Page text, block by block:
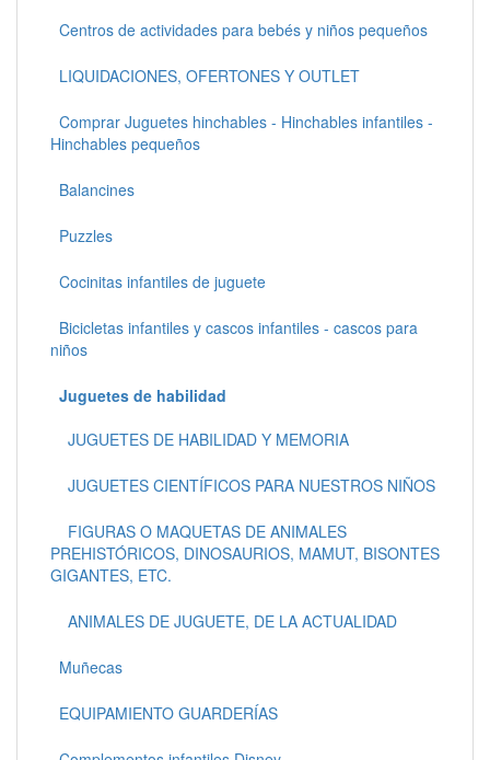
Centros de actividades para bebés y niños pequeños
LIQUIDACIONES, OFERTONES Y OUTLET
Comprar Juguetes hinchables - Hinchables infantiles -
Hinchables pequeños
Balancines
Puzzles
Cocinitas infantiles de juguete
Bicicletas infantiles y cascos infantiles - cascos para
niños
Juguetes de habilidad
JUGUETES DE HABILIDAD Y MEMORIA
JUGUETES CIENTÍFICOS PARA NUESTROS NIÑOS
FIGURAS O MAQUETAS DE ANIMALES
PREHISTÓRICOS, DINOSAURIOS, MAMUT, BISONTES
GIGANTES, ETC.
ANIMALES DE JUGUETE, DE LA ACTUALIDAD
Muñecas
EQUIPAMIENTO GUARDERÍAS